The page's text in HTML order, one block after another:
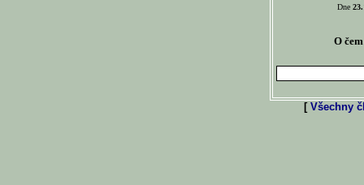
Dne
O
[ Všechny